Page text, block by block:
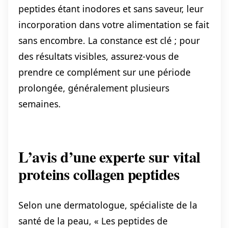
peptides étant inodores et sans saveur, leur
incorporation dans votre alimentation se fait
sans encombre. La constance est clé ; pour
des résultats visibles, assurez-vous de
prendre ce complément sur une période
prolongée, généralement plusieurs
semaines.
L’avis d’une experte sur vital
proteins collagen peptides
Selon une dermatologue, spécialiste de la
santé de la peau, « Les peptides de